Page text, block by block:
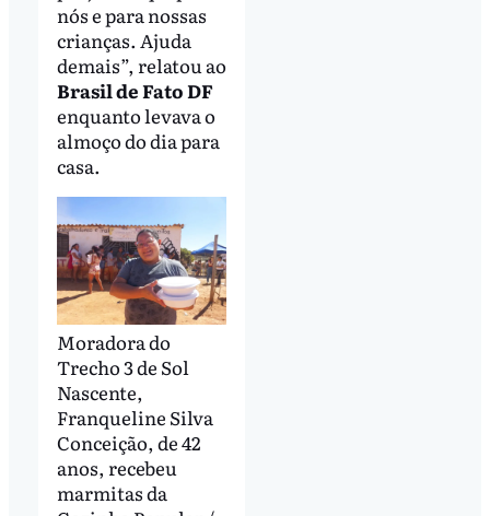
nós e para nossas
crianças. Ajuda
demais”, relatou ao
Brasil de Fato DF
enquanto levava o
almoço do dia para
casa.
Moradora do
Trecho 3 de Sol
Nascente,
Franqueline Silva
Conceição, de 42
anos, recebeu
marmitas da